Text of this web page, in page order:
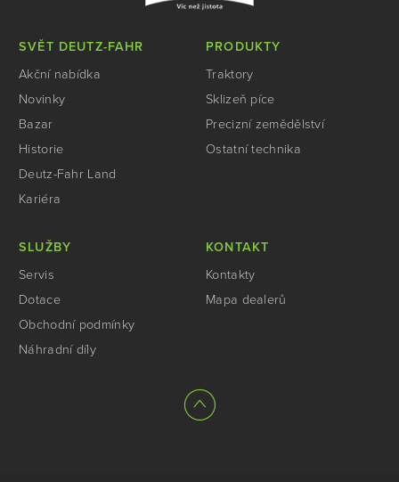
SVĚT DEUTZ-FAHR
Akční nabídka
Novinky
Bazar
Historie
Deutz-Fahr Land
Kariéra
PRODUKTY
Traktory
Sklizeň píce
Precizní zemědělství
Ostatní technika
SLUŽBY
Servis
Dotace
Obchodní podmínky
Náhradní díly
KONTAKT
Kontakty
Mapa dealerů